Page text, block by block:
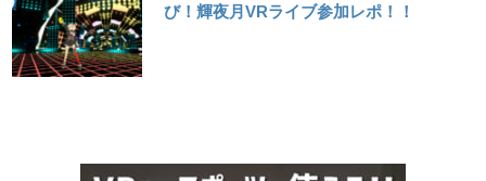
び！輝夜月VRライブ参加レポ！！